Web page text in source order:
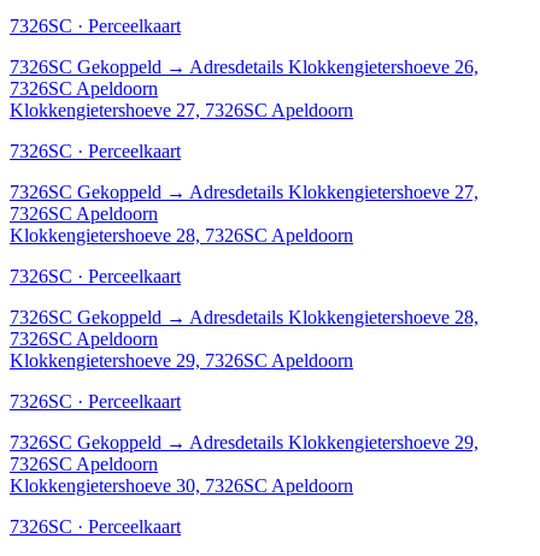
7326SC · Perceelkaart
7326SC Gekoppeld → Adresdetails Klokkengietershoeve 26,
7326SC Apeldoorn
Klokkengietershoeve 27, 7326SC Apeldoorn
7326SC · Perceelkaart
7326SC Gekoppeld → Adresdetails Klokkengietershoeve 27,
7326SC Apeldoorn
Klokkengietershoeve 28, 7326SC Apeldoorn
7326SC · Perceelkaart
7326SC Gekoppeld → Adresdetails Klokkengietershoeve 28,
7326SC Apeldoorn
Klokkengietershoeve 29, 7326SC Apeldoorn
7326SC · Perceelkaart
7326SC Gekoppeld → Adresdetails Klokkengietershoeve 29,
7326SC Apeldoorn
Klokkengietershoeve 30, 7326SC Apeldoorn
7326SC · Perceelkaart